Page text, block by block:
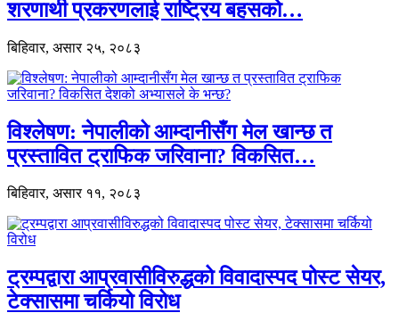
शरणार्थी प्रकरणलाई राष्ट्रिय बहसको…
बिहिवार, असार २५, २०८३
विश्लेषण: नेपालीको आम्दानीसँग मेल खान्छ त
प्रस्तावित ट्राफिक जरिवाना? विकसित…
बिहिवार, असार ११, २०८३
ट्रम्पद्वारा आप्रवासीविरुद्धको विवादास्पद पोस्ट सेयर,
टेक्सासमा चर्कियो विरोध